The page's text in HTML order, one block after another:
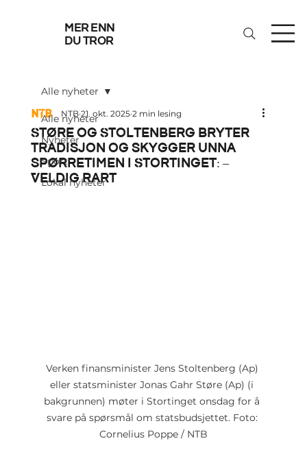
mer enn
du tror
Alle nyheter
Nyheter
Sport
Lokal nyheter
Alle nyheter
Støre og Stoltenberg bryter
tradisjon og skygger unna
spørretimen i Stortinget: –
Veldig rart
NTB 21. okt. 2025 2 min lesing
Verken finansminister Jens Stoltenberg (Ap)
eller statsminister Jonas Gahr Støre (Ap) (i
bakgrunnen) møter i Stortinget onsdag for å
svare på spørsmål om statsbudsjettet. Foto:
Cornelius Poppe / NTB